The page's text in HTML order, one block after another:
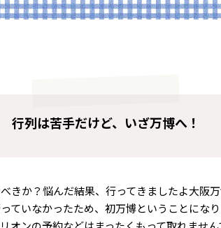
行列は苦手だけど、いざ万博へ！
きか？悩んだ結果、行ってきましたよ大阪
ていなかったため、初万博ということにな